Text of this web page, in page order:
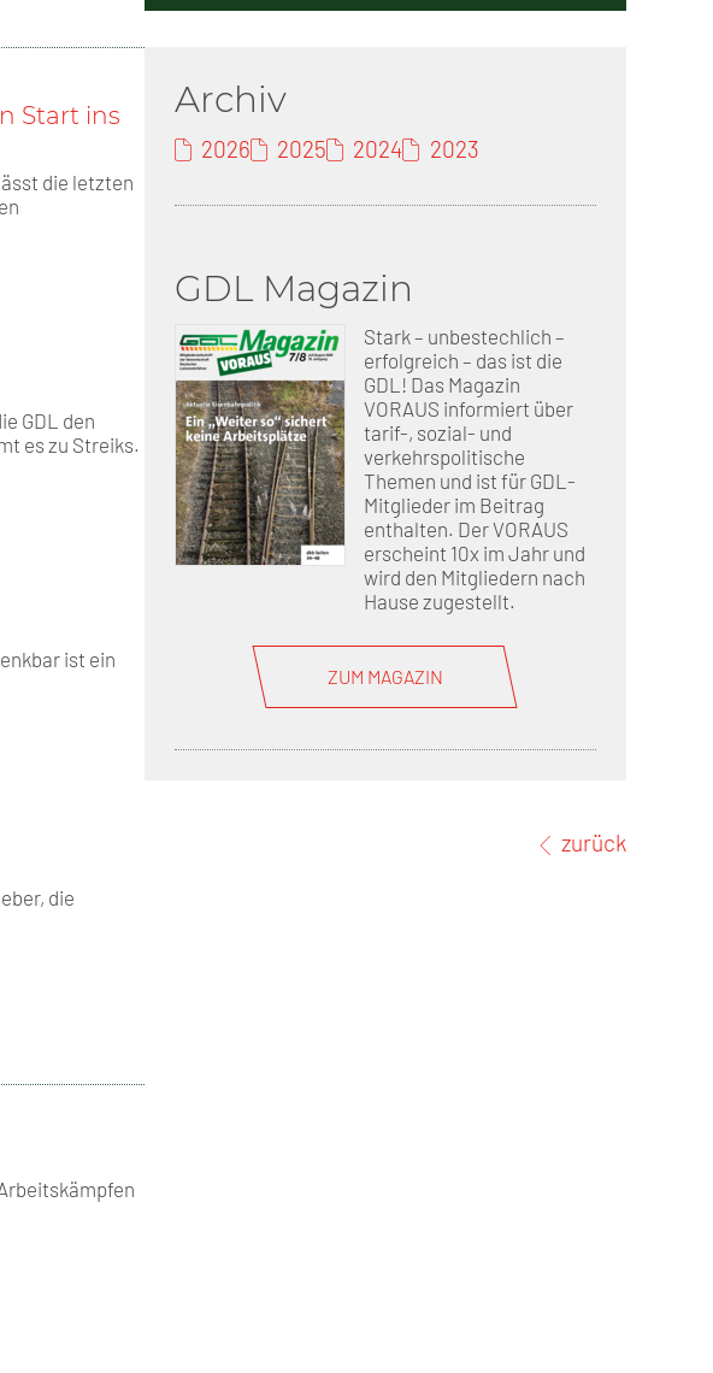
Winter (Ski-Meisterschaft)
Seniorenpolitik
Fünf-Tage-Woche (DB AG)
Entgeltes - Mehr als nur Plus (DB AG)
Wohnungsrechtsschutz
Start ins
die letzten
GDL den
es zu Streiks.
ist ein
die
Archiv
2026 2025 2024 2023
GDL Magazin
Stark – unbestechlich –
erfolgreich – das ist die
GDL! Das Magazin
VORAUS informiert über
tarif-, sozial- und
verkehrspolitische
Themen und ist für GDL-
Mitglieder im Beitrag
enthalten. Der VORAUS
erscheint 10x im Jahr und
wird den Mitgliedern nach
Hause zugestellt.
ZUM MAGAZIN
zurück